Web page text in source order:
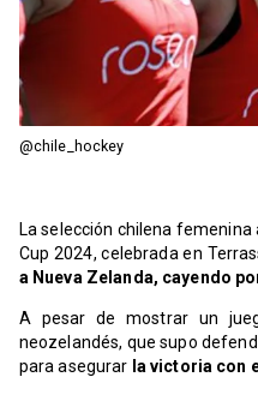
@chile_hockey
La selección chilena
Cup 2024, celebrada en
a Nueva Zelanda, cayendo
A pesar de mostrar un
neozelandés, que supo
para asegurar la victoria con